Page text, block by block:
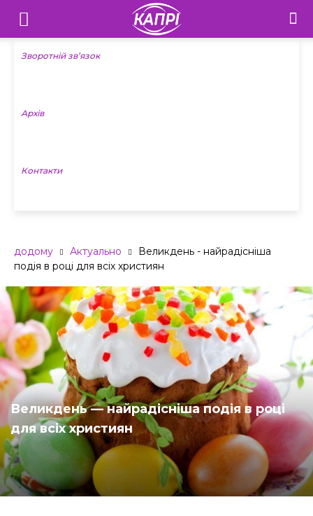
Телебачення
«Капрі»
Новини
Зворотній зв’язок
Архів
Контакти
додому Актуально
Великдень - найрадісніша
подія в році для всіх християн
Великдень — найрадісніша подія в році
для всіх християн